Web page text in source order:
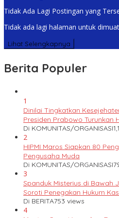
Tidak Ada Lagi Postingan yang
Tidak ada lagi halaman untuk
Lihat Selengkapnya
Berita Populer
1
Dinilai Tingkatkan
Presiden Prabowo Turunkan
Di KOMUNITAS/ORGANISASI
2
HIPMI Maros Siapkan 80
Pengusaha Muda
Di KOMUNITAS/ORGANISASI
3
Spanduk Misterius di Bawah
Soroti Penegakan Hukum
Di BERITA753 views
4